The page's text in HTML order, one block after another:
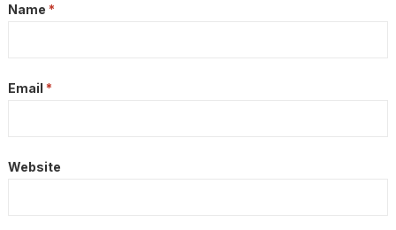
Name *
Email *
Website